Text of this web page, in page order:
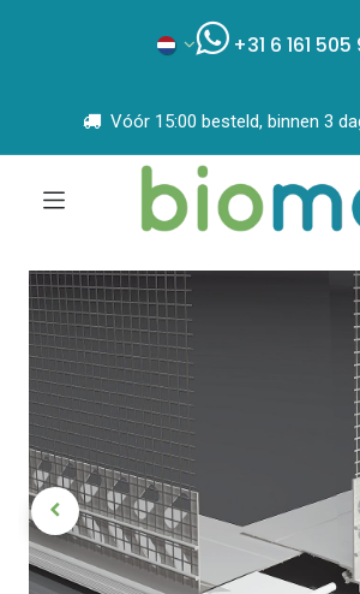
+31 6 161 505
Vóór 15:00 besteld, binnen 3